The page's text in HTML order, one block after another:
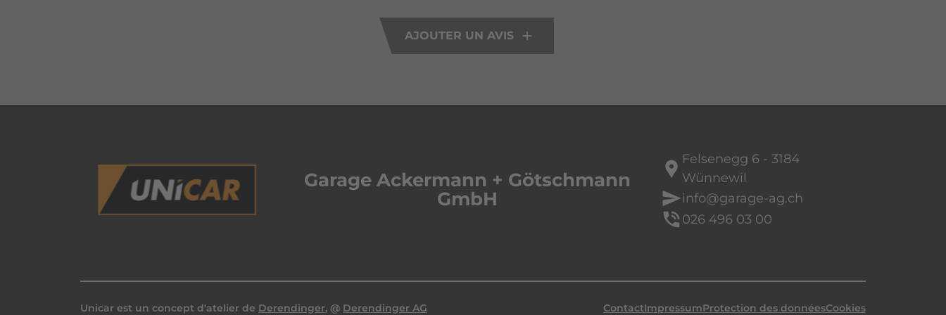
AJOUTER UN AVIS
Garage Ackermann + Götschmann
GmbH
location_pin Felsenegg 6 - 3184
Wünnewil
sendinfo@garage-ag.ch
phone_in_talk 026 496 03 00
Unicar est un concept d'atelier de Derendinger, @ Derendinger AG ContactImpressumProtection des donnéesCookies